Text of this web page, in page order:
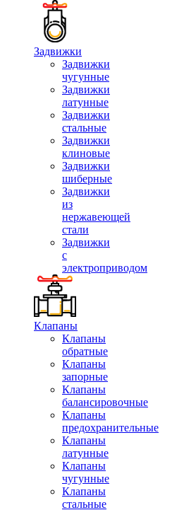
Задвижки
Задвижки
чугунные
Задвижки
латунные
Задвижки
стальные
Задвижки
клиновые
Задвижки
шиберные
Задвижки
из
нержавеющей
стали
Задвижки
с
электроприводом
Клапаны
Клапаны
обратные
Клапаны
запорные
Клапаны
балансировочные
Клапаны
предохранительные
Клапаны
латунные
Клапаны
чугунные
Клапаны
стальные